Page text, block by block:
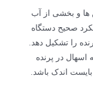
ها و بخشی از آب
صحیح دستگاه
را تشکیل دهد.
در پرنده
اندک باشد.